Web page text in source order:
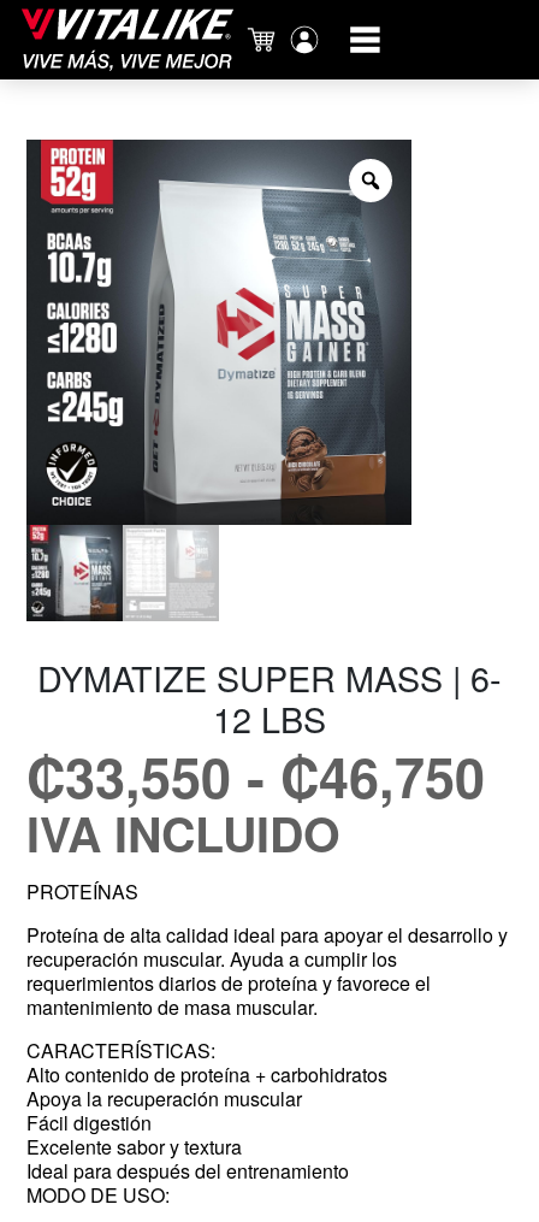
Carrito
cuenta
DYMATIZE SUPER MASS | 6-
12 LBS
₡33,550 - ₡46,750
IVA INCLUIDO
PROTEÍNAS
Proteína de alta calidad ideal para apoyar el desarrollo y
recuperación muscular. Ayuda a cumplir los
requerimientos diarios de proteína y favorece el
mantenimiento de masa muscular.
CARACTERÍSTICAS:
Alto contenido de proteína + carbohidratos
Apoya la recuperación muscular
Fácil digestión
Excelente sabor y textura
Ideal para después del entrenamiento
MODO DE USO: